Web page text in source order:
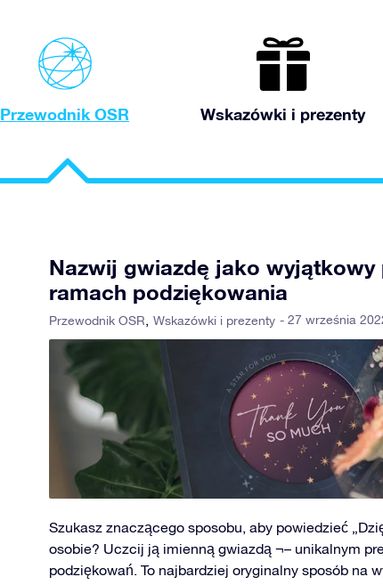
Przewodnik OSR Wskazówki i prezenty
Nazwij gwiazdę jako wyjątkowy
ramach podziękowania
Przewodnik OSR Wskazówki i prezenty - 27 września
Szukasz znaczącego sposobu, aby powiedzieć
osobie? Uczcij ją imienną gwiazdą ¬– unikalnym
podziękowań. To najbardziej oryginalny sposób na